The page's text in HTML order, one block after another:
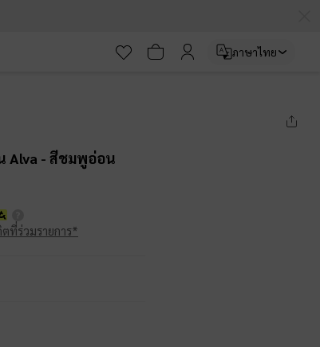
ภาษาไทย
Alva - สีชมพูอ่อน
ที่ร่วมรายการ*